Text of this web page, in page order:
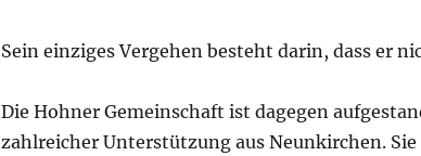
Sein einziges Vergehen besteht darin, dass er
Die Hohner Gemeinschaft ist dagegen
zahlreicher Unterstützung aus Neunkirchen.